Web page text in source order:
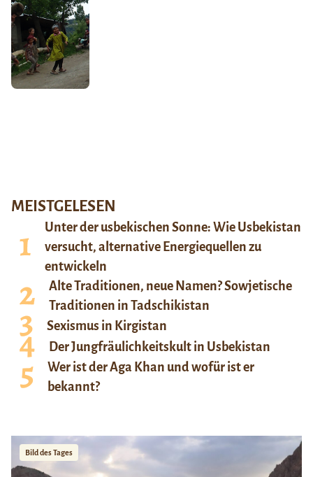
MEISTGELESEN
Unter der usbekischen Sonne: Wie Usbekistan
versucht, alternative Energiequellen zu
entwickeln
Alte Traditionen, neue Namen? Sowjetische
Traditionen in Tadschikistan
Sexismus in Kirgistan
Der Jungfräulichkeitskult in Usbekistan
Wer ist der Aga Khan und wofür ist er
bekannt?
Bild des Tages